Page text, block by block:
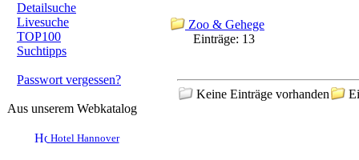
Detailsuche
Livesuche
TOP100
Suchtipps
Passwort vergessen?
Aus unserem Webkatalog
Hotel Hannover
Zoo & Gehege
Einträge: 13
Keine Einträge vorhanden